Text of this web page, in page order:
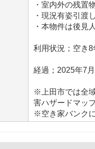
・室内外の残置
・現況有姿引渡し
・本物件は後見
利用状況；空き8
経過；2025年7
※上田市では全
害ハザードマッ
※空き家バンク